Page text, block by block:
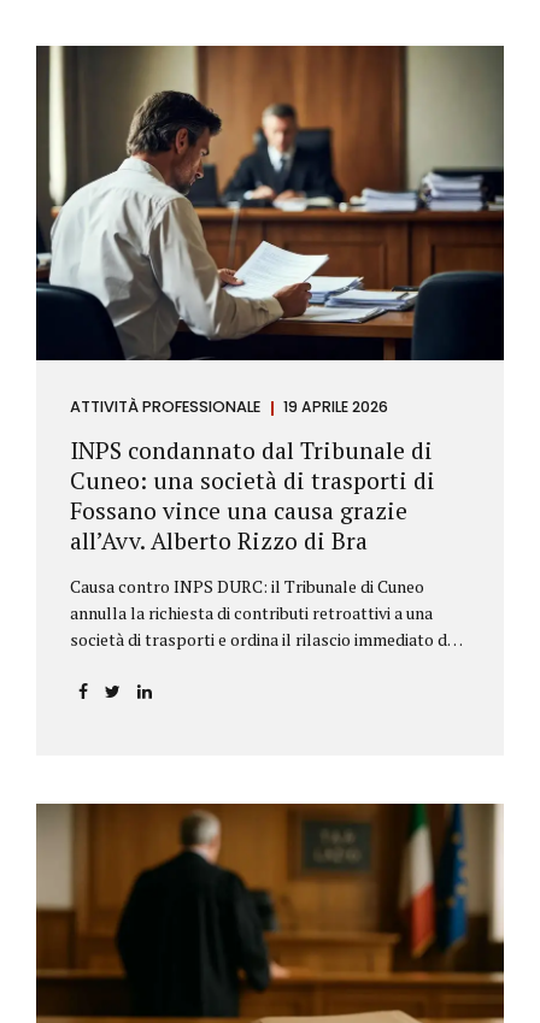
ATTIVITÀ PROFESSIONALE 19 APRILE 2026
INPS condannato dal Tribunale di
Cuneo: una società di trasporti di
Fossano vince una causa grazie
all’Avv. Alberto Rizzo di Bra
Causa contro INPS DURC: il Tribunale di Cuneo
annulla la richiesta di contributi retroattivi a una
società di trasporti e ordina il rilascio immediato del